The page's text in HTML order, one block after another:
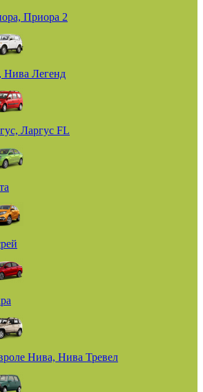
Приора 2
Нива Легенд
Ларгус FL
Нива, Нива Тревел